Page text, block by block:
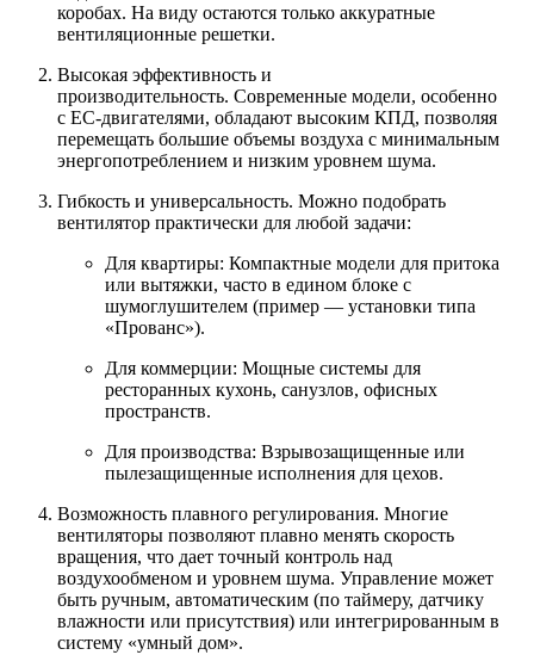
коробах. На виду остаются только аккуратные
вентиляционные решетки.
Высокая эффективность и
производительность. Современные модели, особенно
с EC-двигателями, обладают высоким КПД, позволяя
перемещать большие объемы воздуха с минимальным
энергопотреблением и низким уровнем шума.
Гибкость и универсальность. Можно подобрать
вентилятор практически для любой задачи:
Для квартиры: Компактные модели для притока
или вытяжки, часто в едином блоке с
шумоглушителем (пример — установки типа
«Прованс»).
Для коммерции: Мощные системы для
ресторанных кухонь, санузлов, офисных
пространств.
Для производства: Взрывозащищенные или
пылезащищенные исполнения для цехов.
Возможность плавного регулирования. Многие
вентиляторы позволяют плавно менять скорость
вращения, что дает точный контроль над
воздухообменом и уровнем шума. Управление может
быть ручным, автоматическим (по таймеру, датчику
влажности или присутствия) или интегрированным в
систему «умный дом».